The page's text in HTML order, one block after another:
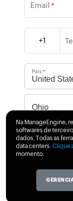
Email *
+1
País*
Clicando em
dados
Na ManageEngine,
softwares de
dados. Todas as
data centers.Clique
momento.